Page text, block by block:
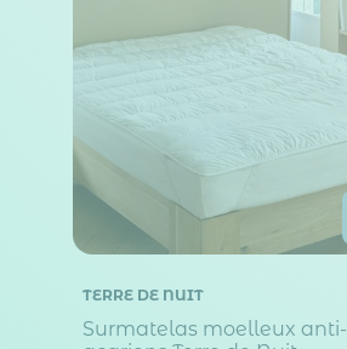
TERRE DE NUIT
Surmatelas moelleux anti-